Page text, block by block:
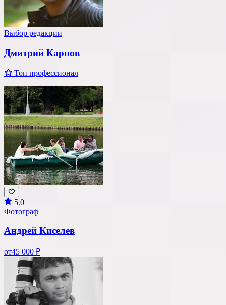
Выбор редакции
Дмитрий Карпов
Топ профессионал
5.0
Фотограф
Андрей Киселев
от45 000 ₽